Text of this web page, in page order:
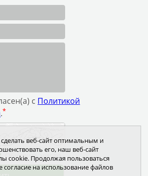
с Политикой
.*
Обновить число
веб-сайт оптимальным и
его, наш веб-сайт
cookie. Продолжая пользоваться
согласие на использование файлов